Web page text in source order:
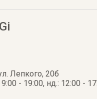
Лепкого, 20б
- 19:00, нд.: 12:00 -